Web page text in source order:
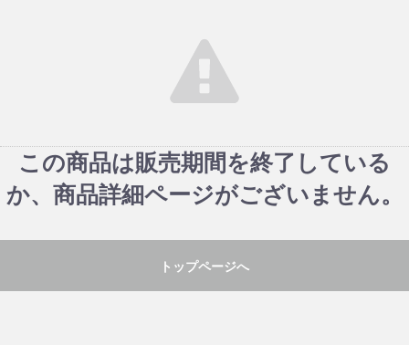
この商品は販売期間を終了している
か、商品詳細ページがございません。
トップページへ